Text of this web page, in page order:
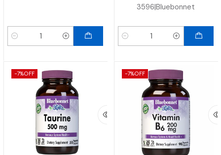
Cantidad
3596|Bluebonnet
Cantidad
-7%OFF -7%OFF